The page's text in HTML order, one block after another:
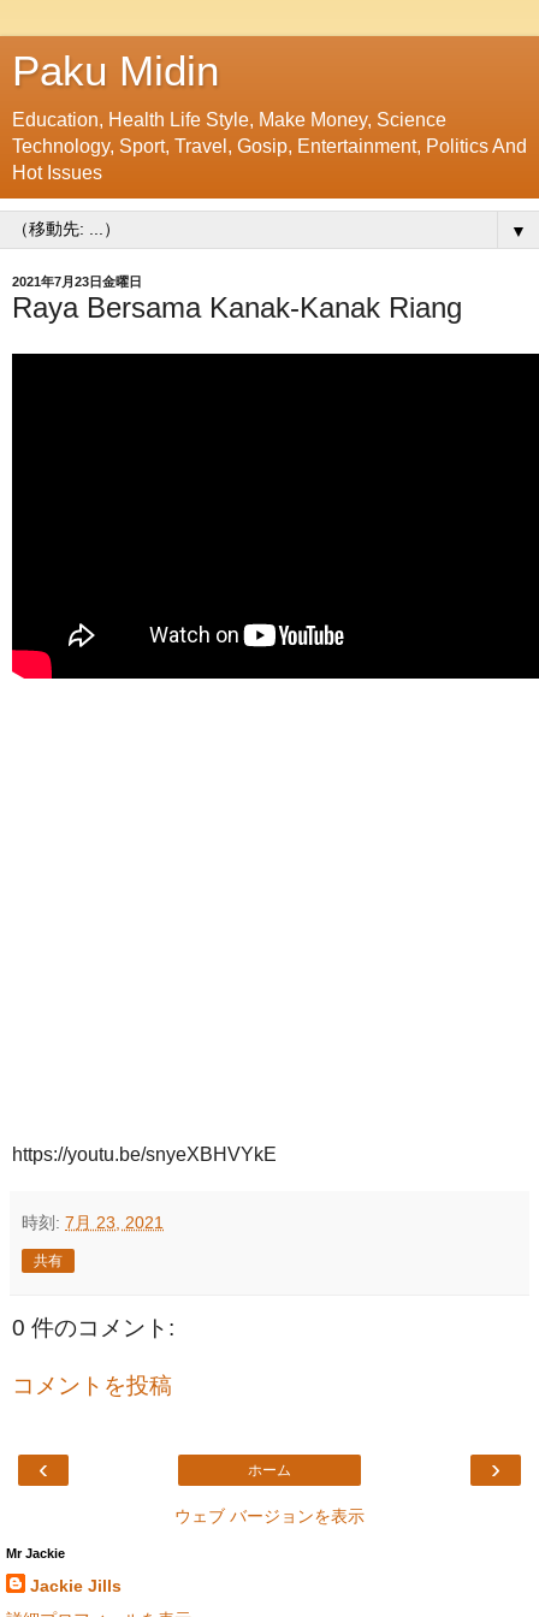
Paku Midin
Education, Health Life Style, Make Money, Science
Technology, Sport, Travel, Gosip, Entertainment, Politics And
Hot Issues
▼
2021年7月23日金曜日
Raya Bersama Kanak-Kanak Riang
https://youtu.be/snyeXBHVYkE
時刻: 7月 23, 2021
共有
0 件のコメント:
コメントを投稿
‹ ›
ホーム
ウェブ バージョンを表示
Mr Jackie
Jackie Jills